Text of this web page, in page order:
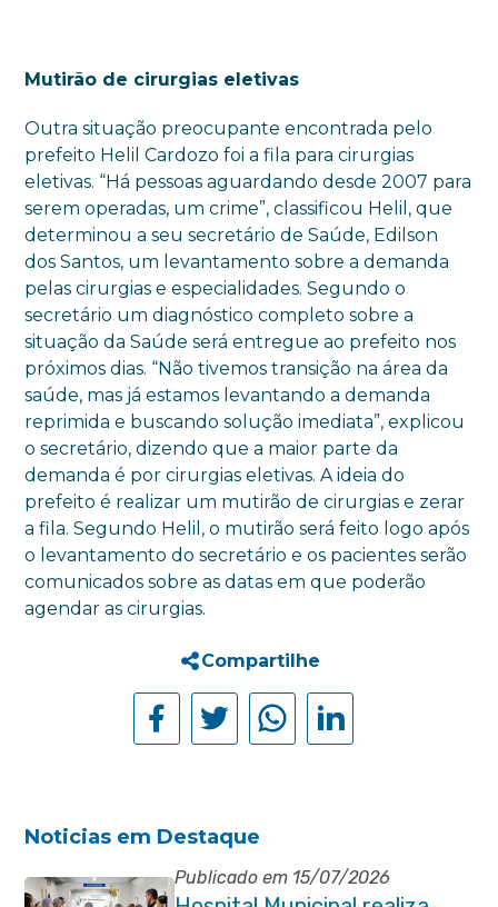
Mutirão de cirurgias eletivas
Outra situação preocupante encontrada pelo
prefeito Helil Cardozo foi a fila para cirurgias
eletivas. “Há pessoas aguardando desde 2007 para
serem operadas, um crime”, classificou Helil, que
determinou a seu secretário de Saúde, Edilson
dos Santos, um levantamento sobre a demanda
pelas cirurgias e especialidades. Segundo o
secretário um diagnóstico completo sobre a
situação da Saúde será entregue ao prefeito nos
próximos dias. “Não tivemos transição na área da
saúde, mas já estamos levantando a demanda
reprimida e buscando solução imediata”, explicou
o secretário, dizendo que a maior parte da
demanda é por cirurgias eletivas. A ideia do
prefeito é realizar um mutirão de cirurgias e zerar
a fila. Segundo Helil, o mutirão será feito logo após
o levantamento do secretário e os pacientes serão
comunicados sobre as datas em que poderão
agendar as cirurgias.
Compartilhe
Noticias em Destaque
Publicado em 15/07/2026